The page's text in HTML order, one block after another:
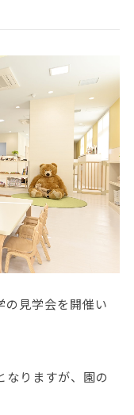
の見学会を開催い
なりますが、園の